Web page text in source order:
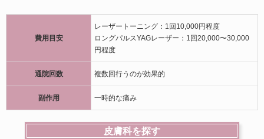
費用目安
レーザートーニング：1回10,000円程度
ロングパルスYAGレーザー：1回20,000〜30,000
円程度
通院回数 複数回行うのが効果的
副作用 一時的な痛み
皮膚科を探す